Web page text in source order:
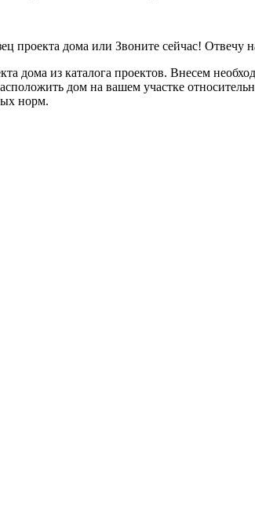
проекта дома или Звоните сейчас! Отвечу
дома из каталога проектов. Внесем
дом на вашем участке
норм.